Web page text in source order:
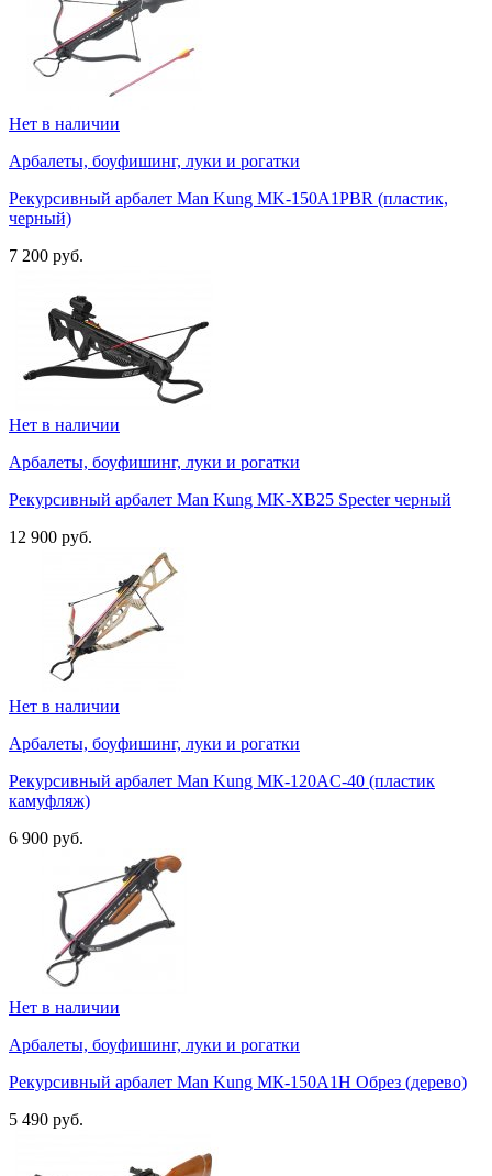
Нет в наличии
Арбалеты, боуфишинг, луки и рогатки
Рекурсивный арбалет Man Kung MK-150A1PBR (пластик,
черный)
7 200 руб.
Нет в наличии
Арбалеты, боуфишинг, луки и рогатки
Рекурсивный арбалет Man Kung MK-XB25 Specter черный
12 900 руб.
Нет в наличии
Арбалеты, боуфишинг, луки и рогатки
Рекурсивный арбалет Man Kung МК-120AC-40 (пластик
камуфляж)
6 900 руб.
Нет в наличии
Арбалеты, боуфишинг, луки и рогатки
Рекурсивный арбалет Man Kung МК-150A1H Обрез (дерево)
5 490 руб.